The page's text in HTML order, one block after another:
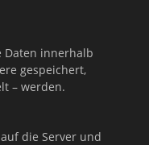
Daten innerhalb
gespeichert,
– werden.
die Server und